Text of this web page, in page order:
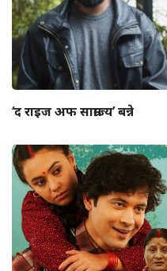
‘द राइज अफ साम्राज्य’ बन्ने